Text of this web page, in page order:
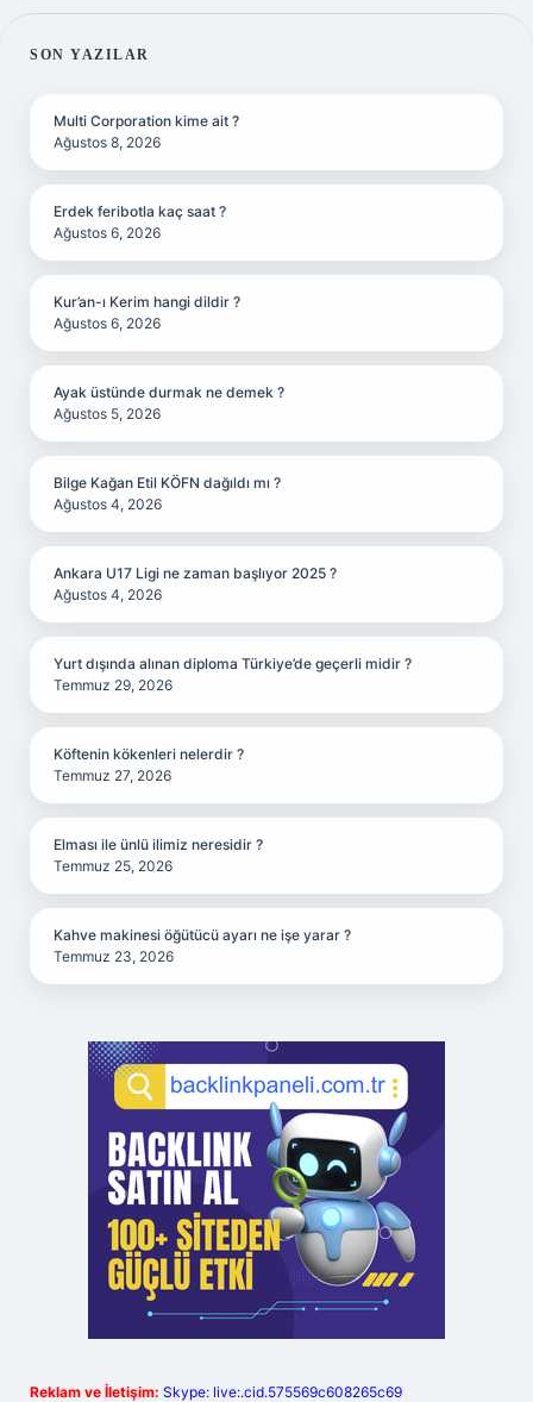
SIDEBAR
SON YAZILAR
Multi Corporation kime ait ?
Ağustos 8, 2026
Erdek feribotla kaç saat ?
Ağustos 6, 2026
Kur’an-ı Kerim hangi dildir ?
Ağustos 6, 2026
Ayak üstünde durmak ne demek ?
Ağustos 5, 2026
Bilge Kağan Etil KÖFN dağıldı mı ?
Ağustos 4, 2026
Ankara U17 Ligi ne zaman başlıyor 2025 ?
Ağustos 4, 2026
Yurt dışında alınan diploma Türkiye’de geçerli midir ?
Temmuz 29, 2026
Köftenin kökenleri nelerdir ?
Temmuz 27, 2026
Elması ile ünlü ilimiz neresidir ?
Temmuz 25, 2026
Kahve makinesi öğütücü ayarı ne işe yarar ?
Temmuz 23, 2026
Reklam ve İletişim: Skype: live:.cid.575569c608265c69